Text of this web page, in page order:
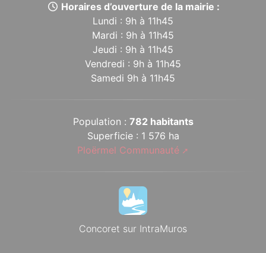
Horaires d’ouverture de la mairie :
Lundi : 9h à 11h45
Mardi : 9h à 11h45
Jeudi : 9h à 11h45
Vendredi : 9h à 11h45
Samedi 9h à 11h45
Population : 782 habitants
Superficie : 1 576 ha
Ploërmel Communauté
Concoret sur IntraMuros